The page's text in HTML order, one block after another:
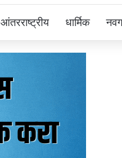
आंतरराष्ट्रीय धार्मिक